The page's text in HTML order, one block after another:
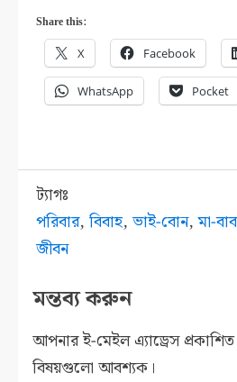
Share this:
X Facebook
WhatsApp Pocket
ট্যাগঃ
পরিবার,বিবাহ,ভাই-বোন,মা-
জীবন
মন্তব্য করুন
আপনার ই-মেইল এ্যাড্রেস প্রকাশিত
বিষয়গুলো আবশ্যক।